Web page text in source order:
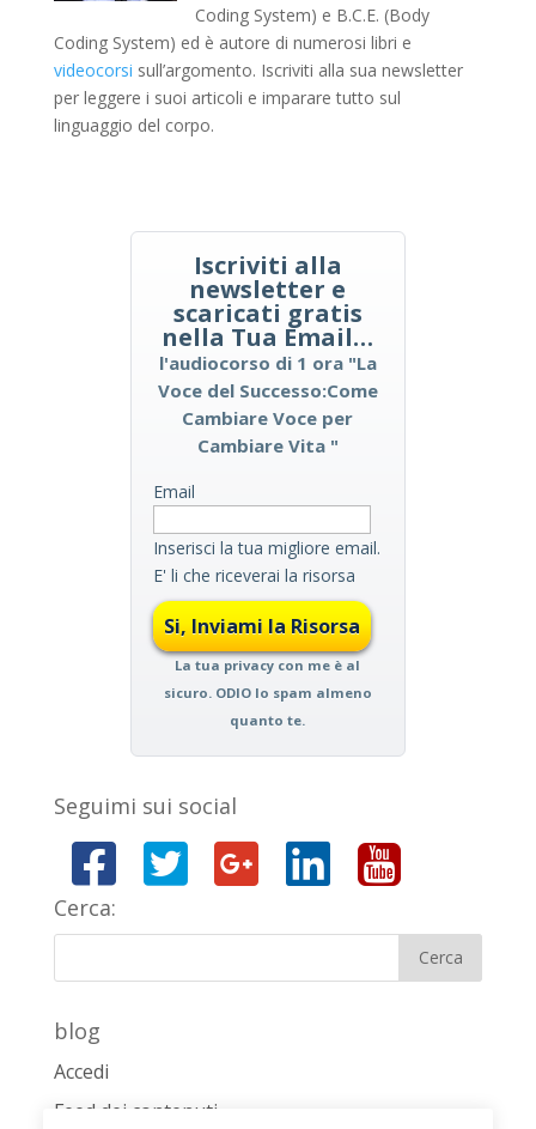
Coding System) e B.C.E. (Body
Coding System) ed è autore di numerosi libri e
videocorsi sull’argomento. Iscriviti alla sua newsletter
per leggere i suoi articoli e imparare tutto sul
linguaggio del corpo.
Iscriviti alla
newsletter e
scaricati gratis
nella Tua Email…
l'audiocorso di 1 ora "La
Voce del Successo:Come
Cambiare Voce per
Cambiare Vita "
Email
Inserisci la tua migliore email.
E' li che riceverai la risorsa
La tua privacy con me è al
sicuro. ODIO lo spam almeno
quanto te.
Seguimi sui social
Cerca:
blog
Accedi
Feed dei contenuti